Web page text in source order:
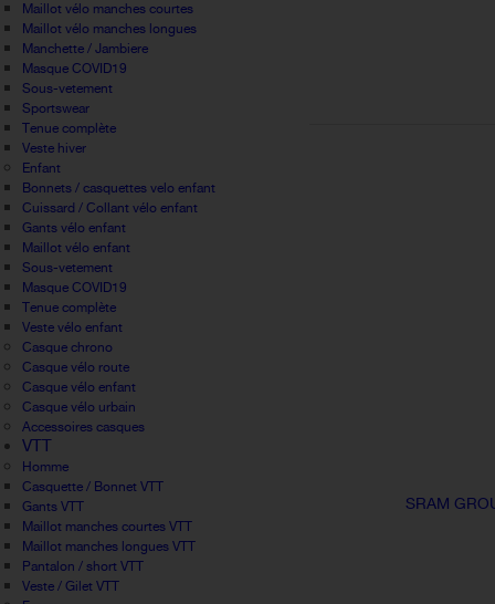
Maillot vélo manches courtes
Maillot vélo manches longues
Manchette / Jambiere
Masque COVID19
Sous-vetement
Sportswear
Tenue complète
Veste hiver
Enfant
Bonnets / casquettes velo enfant
Cuissard / Collant vélo enfant
Gants vélo enfant
Maillot vélo enfant
Sous-vetement
Masque COVID19
Tenue complète
Veste vélo enfant
Casque chrono
Casque vélo route
Casque vélo enfant
Casque vélo urbain
Accessoires casques
VTT
Homme
Casquette / Bonnet VTT
Gants VTT
Maillot manches courtes VTT
Maillot manches longues VTT
Pantalon / short VTT
Veste / Gilet VTT
SRAM